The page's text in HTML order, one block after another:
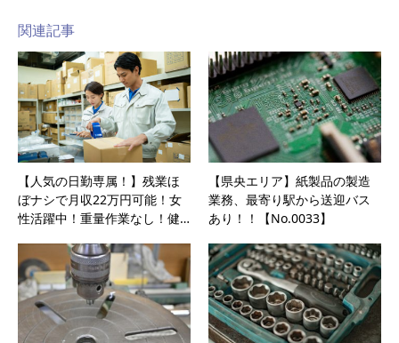
関連記事
【人気の日勤専属！】残業ほ
ぼナシで月収22万円可能！女
性活躍中！重量作業なし！健…
【県央エリア】紙製品の製造
業務、最寄り駅から送迎バス
あり！！【No.0033】